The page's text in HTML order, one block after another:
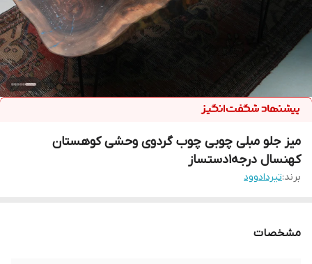
میز جلو مبلی چوبی چوب گردوی وحشی کوهستان
کهنسال درجه1دستساز
برند:تیردادوود
مشخصات